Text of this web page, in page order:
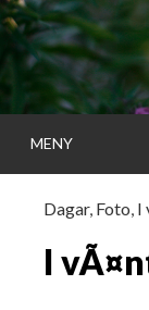
Gå
direkt
till
innehållet
MENY
Dagar, Foto, I
I